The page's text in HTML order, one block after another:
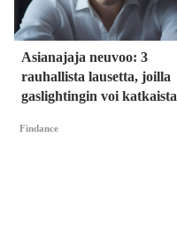
Asianajaja neuvoo: 3
rauhallista lausetta, joilla
gaslightingin voi katkaista
Findance